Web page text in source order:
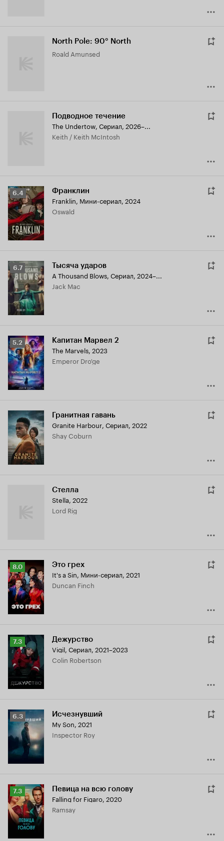
North Pole: 90° North
Roald Amunsed
Подводное течение
The Undertow, Сериал, 2026–...
Keith / Keith McIntosh
Рейтинг
Кинопоиска
6.4
6.4 Франклин
Franklin, Мини-сериал, 2024
Oswald
Рейтинг
Кинопоиска
6.7
6.7 Тысяча ударов
A Thousand Blows, Сериал, 2024–...
Jack Mac
Рейтинг
Кинопоиска
5.2
5.2 Капитан Марвел 2
The Marvels, 2023
Emperor Dro'ge
Гранитная гавань
Granite Harbour, Сериал, 2022
Shay Coburn
Стелла
Stella, 2022
Lord Rig
Рейтинг
Кинопоиска
8.0
8.0 Это грех
It's a Sin, Мини-сериал, 2021
Duncan Finch
Рейтинг
Кинопоиска
7.3
7.3 Дежурство
Vigil, Сериал, 2021–2023
Colin Robertson
Рейтинг
Кинопоиска
6.3
6.3 Исчезнувший
My Son, 2021
Inspector Roy
Рейтинг
Кинопоиска
7.3
7.3 Певица на всю голову
Falling for Figaro, 2020
Ramsay